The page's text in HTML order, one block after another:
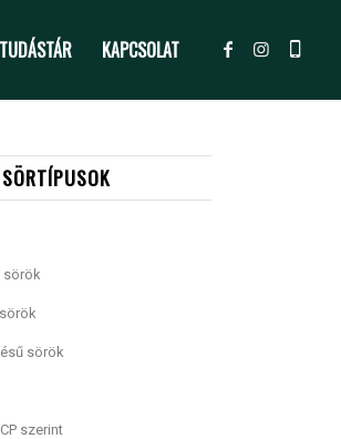
TUDÁSTÁR KAPCSOLAT
sörök
sörök
szerint